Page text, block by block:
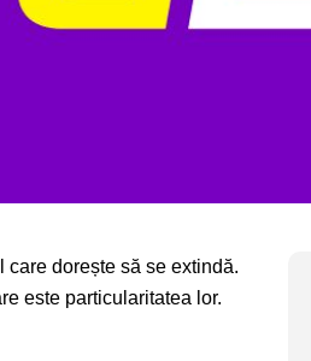
dorește să se extindă.
este particularitatea lor.